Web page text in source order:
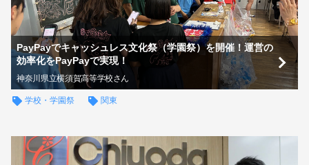
PayPayでキャッシュレス文化祭（学園祭）を開催！運営の
効率化をPayPayで実現！
神奈川県立横須賀高等学校さん
学校・学園祭 関東